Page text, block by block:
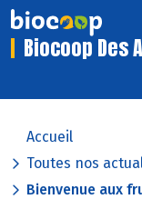
Biocoop Des
Accueil
Toutes nos
Bienvenue aux